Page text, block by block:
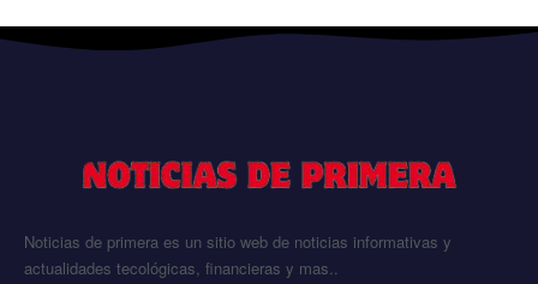
Noticias de primera es un sitio web de noticias informativas y
actualidades tecológicas, financieras y mas..